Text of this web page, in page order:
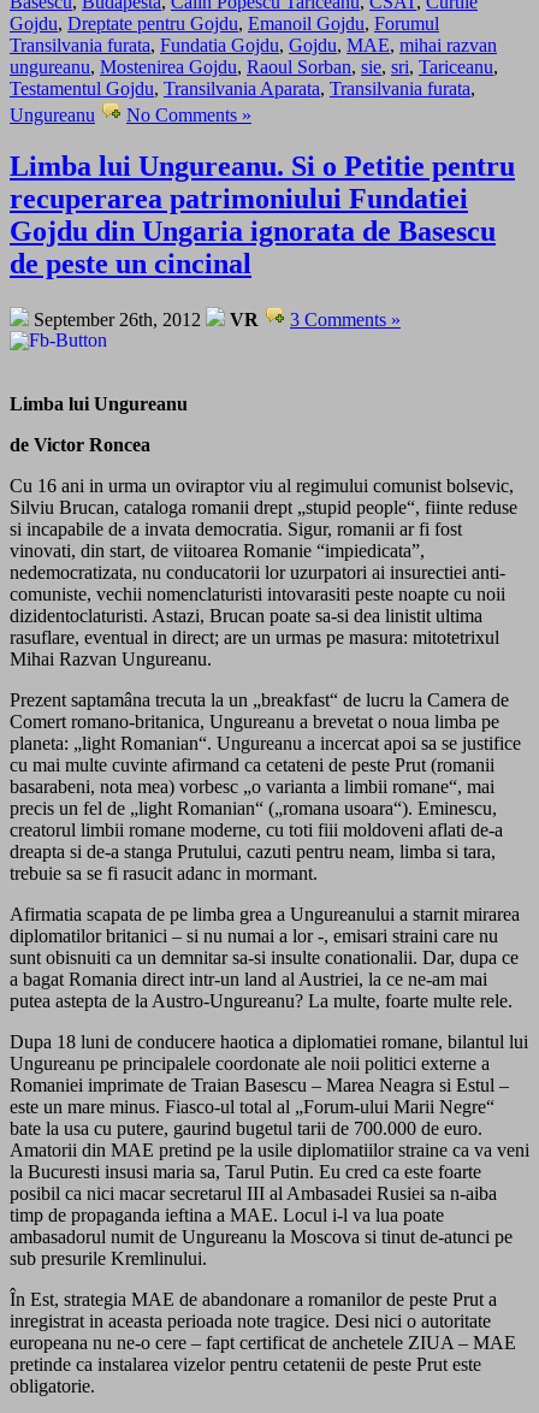
Gojdu, Dreptate pentru Gojdu, Emanoil Gojdu, Forumul
Transilvania furata, Fundatia Gojdu, Gojdu, MAE, mihai razvan
ungureanu, Mostenirea Gojdu, Raoul Sorban, sie, sri, Tariceanu,
Testamentul Gojdu, Transilvania Aparata, Transilvania furata,
Ungureanu
No Comments »
Limba lui Ungureanu. Si o Petitie pentru
recuperarea patrimoniului Fundatiei
Gojdu din Ungaria ignorata de Basescu
de peste un cincinal
September 26th, 2012 VR 3 Comments »
Limba lui Ungureanu
de Victor Roncea
Cu 16 ani in urma un oviraptor viu al regimului comunist bolsevic,
Silviu Brucan, cataloga romanii drept „stupid people“, fiinte reduse
si incapabile de a invata democratia. Sigur, romanii ar fi fost
vinovati, din start, de viitoarea Romanie “impiedicata”,
nedemocratizata, nu conducatorii lor uzurpatori ai insurectiei anti-
comuniste, vechii nomenclaturisti intovarasiti peste noapte cu noii
dizidentoclaturisti. Astazi, Brucan poate sa-si dea linistit ultima
rasuflare, eventual in direct; are un urmas pe masura: mitotetrixul
Mihai Razvan Ungureanu.
Prezent saptamâna trecuta la un „breakfast“ de lucru la Camera de
Comert romano-britanica, Ungureanu a brevetat o noua limba pe
planeta: „light Romanian“. Ungureanu a incercat apoi sa se justifice
cu mai multe cuvinte afirmand ca cetateni de peste Prut (romanii
basarabeni, nota mea) vorbesc „o varianta a limbii romane“, mai
precis un fel de „light Romanian“ („romana usoara“). Eminescu,
creatorul limbii romane moderne, cu toti fiii moldoveni aflati de-a
dreapta si de-a stanga Prutului, cazuti pentru neam, limba si tara,
trebuie sa se fi rasucit adanc in mormant.
Afirmatia scapata de pe limba grea a Ungureanului a starnit mirarea
diplomatilor britanici – si nu numai a lor -, emisari straini care nu
sunt obisnuiti ca un demnitar sa-si insulte conationalii. Dar, dupa ce
a bagat Romania direct intr-un land al Austriei, la ce ne-am mai
putea astepta de la Austro-Ungureanu? La multe, foarte multe rele.
Dupa 18 luni de conducere haotica a diplomatiei romane, bilantul lui
Ungureanu pe principalele coordonate ale noii politici externe a
Romaniei imprimate de Traian Basescu – Marea Neagra si Estul –
este un mare minus. Fiasco-ul total al „Forum-ului Marii Negre“
bate la usa cu putere, gaurind bugetul tarii de 700.000 de euro.
Amatorii din MAE pretind pe la usile diplomatiilor straine ca va veni
la Bucuresti insusi maria sa, Tarul Putin. Eu cred ca este foarte
posibil ca nici macar secretarul III al Ambasadei Rusiei sa n-aiba
timp de propaganda ieftina a MAE. Locul i-l va lua poate
ambasadorul numit de Ungureanu la Moscova si tinut de-atunci pe
sub presurile Kremlinului.
În Est, strategia MAE de abandonare a romanilor de peste Prut a
inregistrat in aceasta perioada note tragice. Desi nici o autoritate
europeana nu ne-o cere – fapt certificat de anchetele ZIUA – MAE
pretinde ca instalarea vizelor pentru cetatenii de peste Prut este
obligatorie.